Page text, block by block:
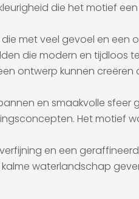
die het motief
met veel gevoel en een
die modern en tijdloos
ontwerp kunnen
en smaakvolle sfeer
Het motief
en een
waterlandschap